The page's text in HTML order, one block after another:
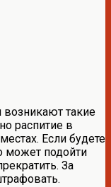
возникают такие
распитие в
Если будете
может подойти
За